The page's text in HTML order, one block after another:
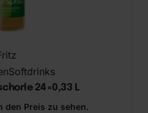
Softdrinks
24×0,33 L
den Preis zu sehen.